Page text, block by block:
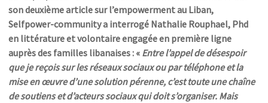
son deuxième article sur l’empowerment au Liban,
Selfpower-community a interrogé Nathalie Rouphael, Phd
en littérature et volontaire engagée en première ligne
auprès des familles libanaises : « Entre l’appel de désespoir
que je reçois sur les réseaux sociaux ou par téléphone et la
mise en œuvre d’une solution pérenne, c’est toute une chaîne
de soutiens et d’acteurs sociaux qui doit s’organiser. Mais